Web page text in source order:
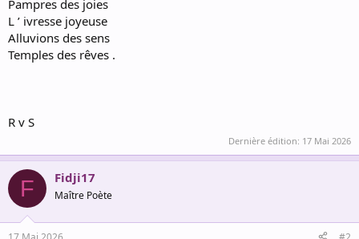
Pampres des joies
L ’ ivresse joyeuse
Alluvions des sens
Temples des rêves .
R v S
Dernière édition: 17 Mai 2026
F Fidji17
Maître Poète